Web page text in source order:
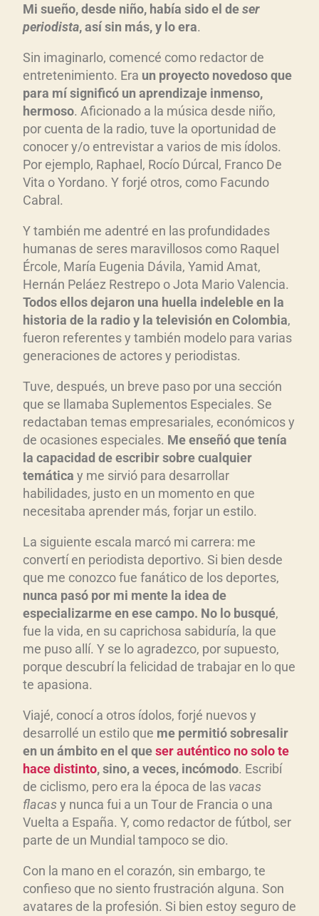
Mi sueño, desde niño, había sido el deser
periodista, así sin más,y lo era.
Sin imaginarlo, comencé como redactor de
entretenimiento. Era un proyecto novedoso que
para mí significó un aprendizaje inmenso,
hermoso. Aficionado a la música desde niño,
por cuenta de la radio, tuve la oportunidad de
conocer y/o entrevistar a varios de mis ídolos.
Por ejemplo, Raphael, Rocío Dúrcal, Franco De
Vita o Yordano. Y forjé otros, como Facundo
Cabral.
Y también me adentré en las profundidades
humanas de seres maravillosos como Raquel
Ércole, María Eugenia Dávila, Yamid Amat,
Hernán Peláez Restrepo o Jota Mario Valencia.
Todos ellos dejaron una huella indeleble en la
historia de la radio y la televisión en Colombia,
fueron referentes y también modelo para varias
generaciones de actores y periodistas.
Tuve, después, un breve paso por una sección
que se llamaba Suplementos Especiales. Se
redactaban temas empresariales, económicos y
de ocasiones especiales. Me enseñó que tenía
la capacidad de escribir sobre cualquier
temática y me sirvió para desarrollar
habilidades, justo en un momento en que
necesitaba aprender más, forjar un estilo.
La siguiente escala marcó mi carrera: me
convertí en periodista deportivo. Si bien desde
que me conozco fue fanático de los deportes,
nunca pasó por mi mente la idea de
especializarme en ese campo. No lo busqué,
fue la vida, en su caprichosa sabiduría, la que
me puso allí. Y se lo agradezco, por supuesto,
porque descubrí la felicidad de trabajar en lo que
te apasiona.
Viajé, conocí a otros ídolos, forjé nuevos y
desarrollé un estilo que me permitió sobresalir
en un ámbito en el queser auténtico no solo te
hace distinto, sino, a veces, incómodo. Escribí
de ciclismo, pero era la época de las vacas
flacasy nunca fui a un Tour de Francia o una
Vuelta a España. Y, como redactor de fútbol, ser
parte de un Mundial tampoco se dio.
Con la mano en el corazón, sin embargo, te
confieso que no siento frustración alguna. Son
avatares de la profesión. Si bien estoy seguro de